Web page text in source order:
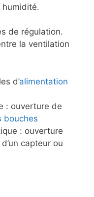
humidité.
de régulation.
la ventilation
d’alimentation
: ouverture de
bouches
: ouverture
capteur ou